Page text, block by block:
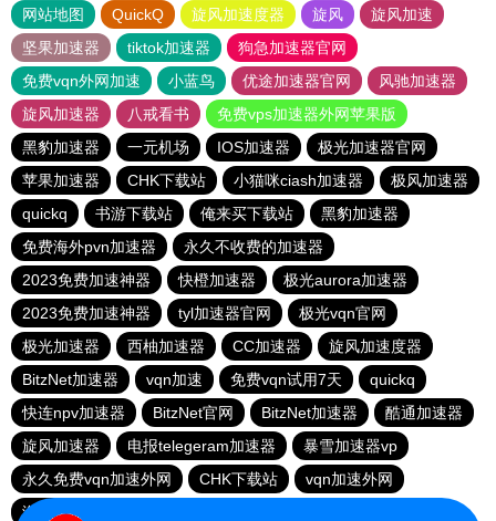
网站地图 QuickQ 旋风加速度器 旋风
旋风加速
坚果加速器
tiktok加速器
狗急加速器官网
免费vqn外网加速
小蓝鸟 优途加速器官网
风驰加速器
旋风加速器
八戒看书
免费vps加速器外网苹果版
黑豹加速器
一元机场 IOS加速器
极光加速器官网
苹果加速器
CHK下载站 小猫咪ciash加速器
极风加速器
quickq
书游下载站 俺来买下载站
黑豹加速器
免费海外pvn加速器
永久不收费的加速器
2023免费加速神器
快橙加速器
极光aurora加速器
2023免费加速神器
tyl加速器官网
极光vqn官网
极光加速器
西柚加速器 CC加速器
旋风加速度器
BitzNet加速器
vqn加速 免费vqn试用7天
quickq
快连npv加速器
BitzNet官网 BitzNet加速器
酷通加速器
旋风加速器
电报telegeram加速器
暴雪加速器vp
永久免费vqn加速外网
CHK下载站
vqn加速外网
海鸥下载站